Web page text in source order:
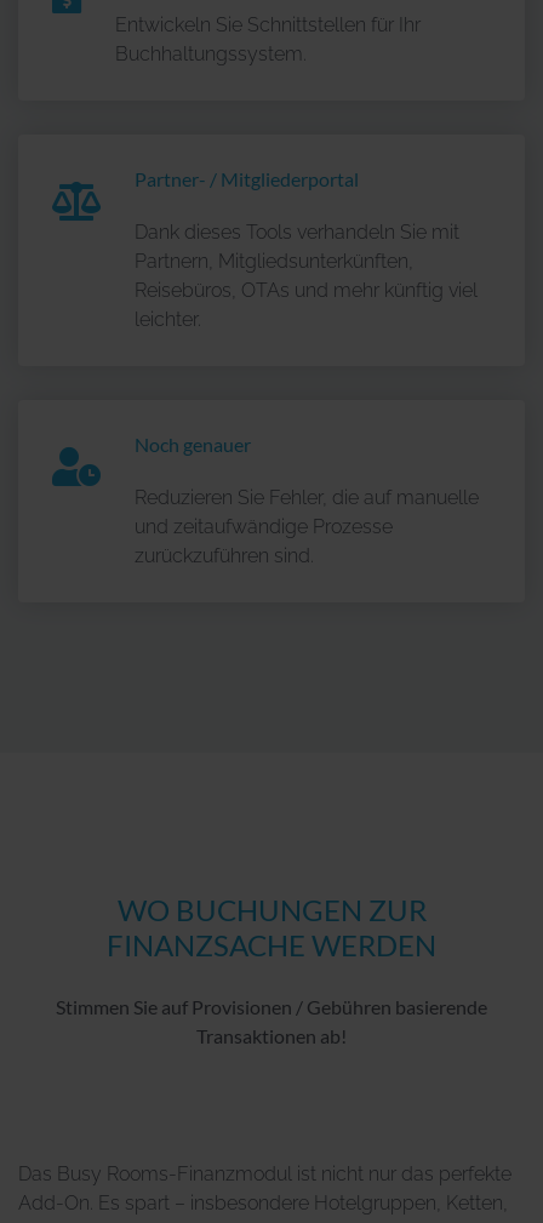
Entwickeln Sie Schnittstellen für Ihr
Buchhaltungssystem.
Partner- / Mitgliederportal
Dank dieses Tools verhandeln Sie mit
Partnern, Mitgliedsunterkünften,
Reisebüros, OTAs und mehr künftig viel
leichter.
Noch genauer
Reduzieren Sie Fehler, die auf manuelle
und zeitaufwändige Prozesse
zurückzuführen sind.
WO BUCHUNGEN ZUR
FINANZSACHE WERDEN
Stimmen Sie auf Provisionen / Gebühren basierende
Transaktionen ab!
Das Busy Rooms-Finanzmodul ist nicht nur das perfekte
Add-On. Es spart – insbesondere Hotelgruppen, Ketten,